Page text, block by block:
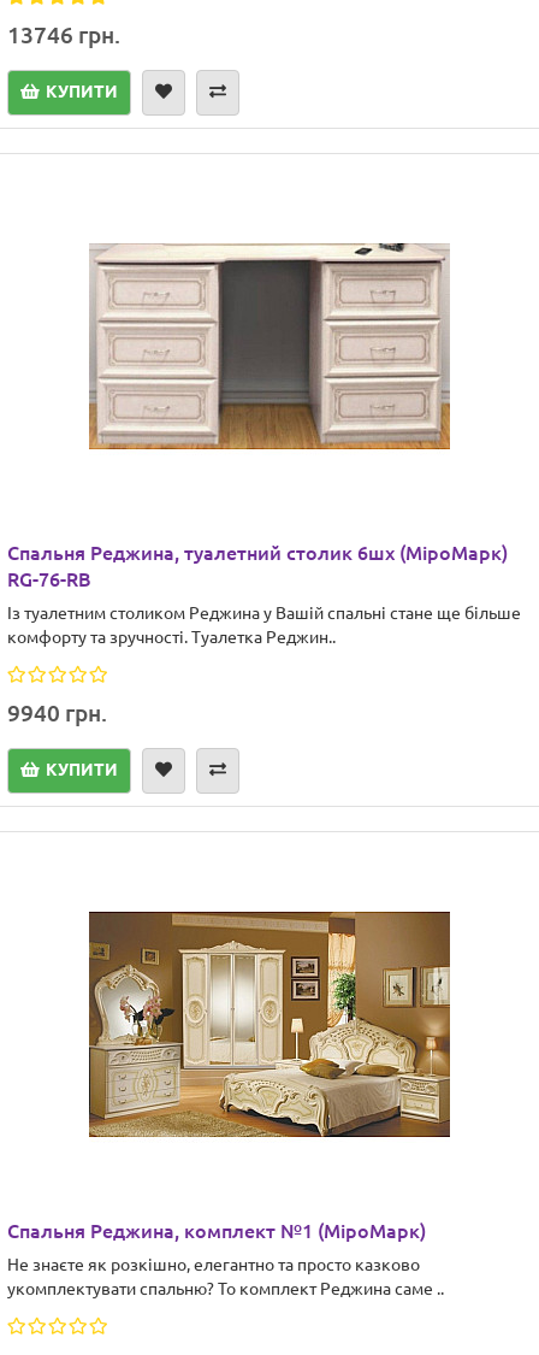
13746 грн.
КУПИТИ
Cпальня Реджина, туалетний столик 6шх (МіроМарк)
RG-76-RB
Із туалетним столиком Реджина у Вашій спальні стане ще більше
комфорту та зручності. Туалетка Реджин..
9940 грн.
КУПИТИ
Спальня Реджина, комплект №1 (МіроМарк)
Не знаєте як розкішно, елегантно та просто казково
укомплектувати спальню? То комплект Реджина саме ..